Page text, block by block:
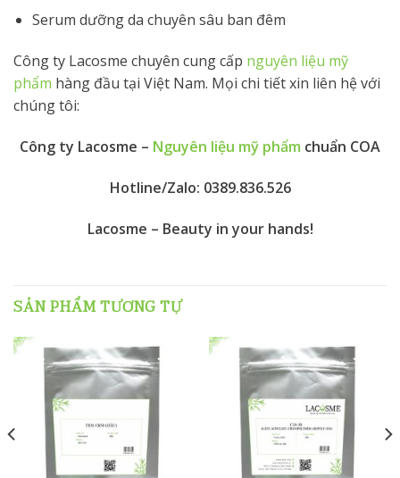
Serum dưỡng da chuyên sâu ban đêm
Công ty Lacosme chuyên cung cấp nguyên liệu mỹ
phẩm hàng đầu tại Việt Nam. Mọi chi tiết xin liên hệ với
chúng tôi:
Công ty Lacosme – Nguyên liệu mỹ phẩm chuẩn COA
Hotline/Zalo: 0389.836.526
Lacosme – Beauty in your hands!
SẢN PHẨM TƯƠNG TỰ